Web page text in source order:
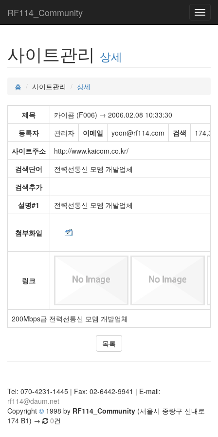
RF114_Community
사이트관리 상세
홈 사이트관리 상세
제목
카이콤 (F006) → 2006.02.08 10:33:30
등록자
관리자 이메일 yoon@rf114.com 검색
사이트주소
http://www.kaicom.co.kr/
검색단어
전력선통신 모뎀 개발업체
검색추가
설명#1
전력선통신 모뎀 개발업체
첨부화일
링크
200Mbps급 전력선통신 모뎀 개발업체
목록
Tel: 070-4231-1445 | Fax: 02-6442-9941 | E-mail:
rf114@daum.net
Copyright © 1998 by RF114_Community (서울시 중랑구 신내로
174 B1) →
0건